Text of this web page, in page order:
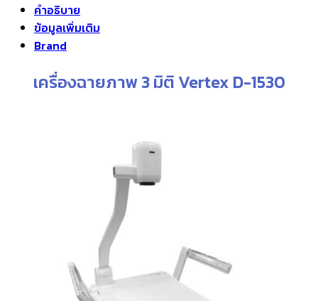
คำอธิบาย
ข้อมูลเพิ่มเติม
Brand
เครื่องฉายภาพ 3 มิติ Vertex D-1530